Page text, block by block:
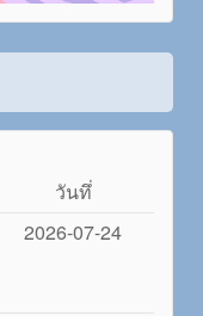
วันทึ่
2026-07-24